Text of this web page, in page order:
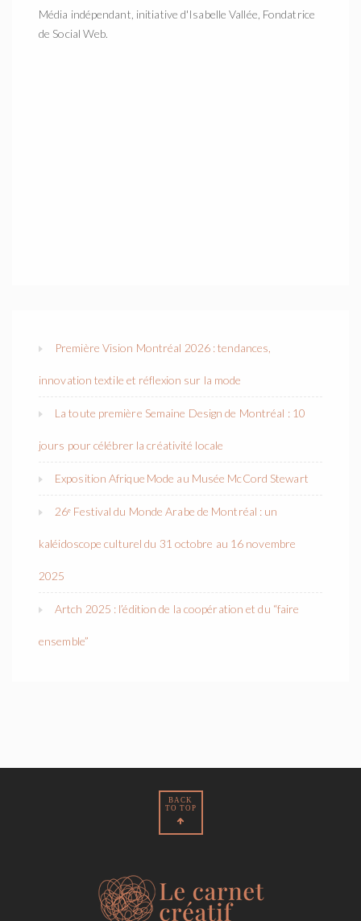
Média indépendant, initiative d'Isabelle Vallée, Fondatrice
de Social Web.
Première Vision Montréal 2026 : tendances,
innovation textile et réflexion sur la mode
La toute première Semaine Design de Montréal : 10
jours pour célébrer la créativité locale
Exposition Afrique Mode au Musée McCord Stewart
26ᵉ Festival du Monde Arabe de Montréal : un
kaléidoscope culturel du 31 octobre au 16 novembre
2025
Artch 2025 : l’édition de la coopération et du “faire
ensemble”
BACK
TO TOP